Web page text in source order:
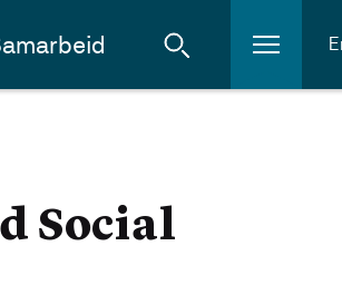
Social